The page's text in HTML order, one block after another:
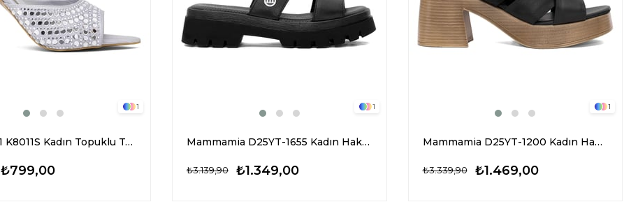
1
Elit PM161 K8011S Kadın Topuklu Terlik Gümüş
₺799,00
1
Mammamia D25YT-1655 Kadın Hakiki Deri Topuklu Terlik Siyah
₺1.349,00
₺3.139,90
1
Mammamia D25YT-1200 Kadın Hakiki Deri Topuklu Terlik Siyah
₺1.469,00
₺3.339,90